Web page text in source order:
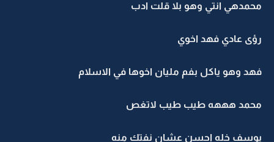
محمدهي انتي وهو بلا قلت ادب
رؤى عادي فهد اخوي
فهد وهو ياكل بفم مليان اخوها في الاسلام
محمد هههه طيب طيب لاتغص
يوسف خله احسن عشان نفتك منه